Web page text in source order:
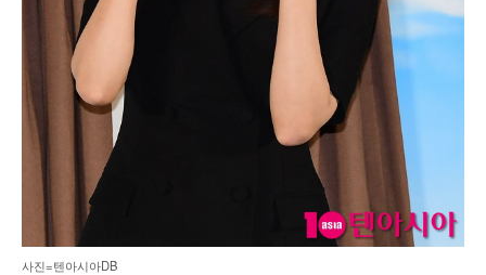
사진=텐아시아DB